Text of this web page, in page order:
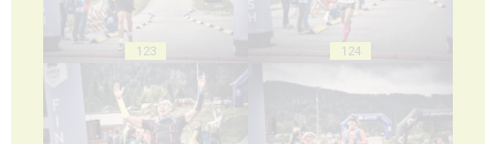
123 124